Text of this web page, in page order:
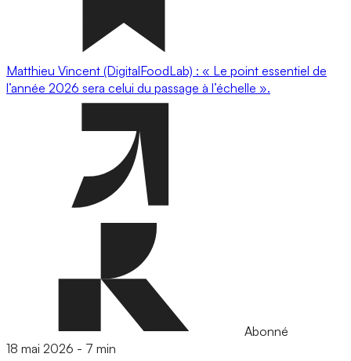
Matthieu Vincent (DigitalFoodLab) : « Le point essentiel de
l’année 2026 sera celui du passage à l’échelle ».
Abonné
18 mai 2026 - 7 min